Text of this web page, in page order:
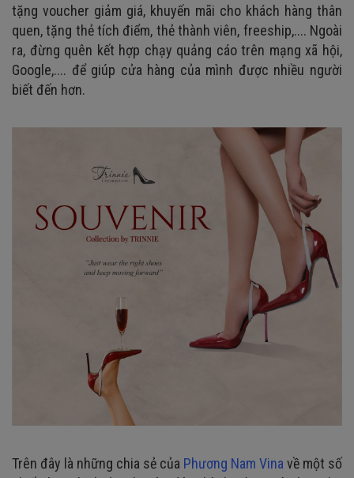
tặng voucher giảm giá, khuyến mãi cho khách hàng thân
quen, tặng thẻ tích điểm, thẻ thành viên, freeship,.... Ngoài
ra, đừng quên kết hợp chạy quảng cáo trên mạng xã hội,
Google,.... để giúp cửa hàng của mình được nhiều người
biết đến hơn.
Trên đây là những chia sẻ của Phương Nam Vina về một số